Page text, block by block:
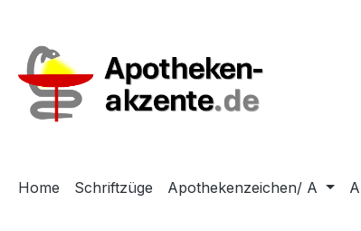
Home Schriftzüge Apothekenzeichen/ A